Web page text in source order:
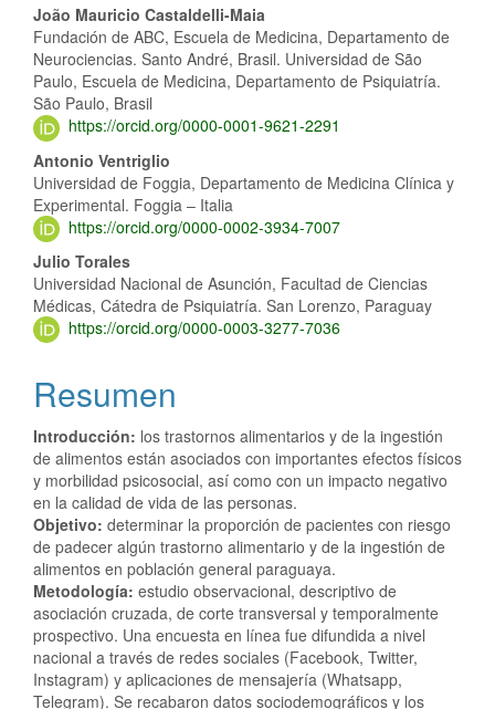
João Mauricio Castaldelli-Maia
Fundación de ABC, Escuela de Medicina, Departamento de
Neurociencias. Santo André, Brasil. Universidad de São
Paulo, Escuela de Medicina, Departamento de Psiquiatría.
São Paulo, Brasil
https://orcid.org/0000-0001-9621-2291
Antonio Ventriglio
Universidad de Foggia, Departamento de Medicina Clínica y
Experimental. Foggia – Italia
https://orcid.org/0000-0002-3934-7007
Julio Torales
Universidad Nacional de Asunción, Facultad de Ciencias
Médicas, Cátedra de Psiquiatría. San Lorenzo, Paraguay
https://orcid.org/0000-0003-3277-7036
Resumen
Introducción: los trastornos alimentarios y de la ingestión
de alimentos están asociados con importantes efectos físicos
y morbilidad psicosocial, así como con un impacto negativo
en la calidad de vida de las personas.
Objetivo: determinar la proporción de pacientes con riesgo
de padecer algún trastorno alimentario y de la ingestión de
alimentos en población general paraguaya.
Metodología: estudio observacional, descriptivo de
asociación cruzada, de corte transversal y temporalmente
prospectivo. Una encuesta en línea fue difundida a nivel
nacional a través de redes sociales (Facebook, Twitter,
Instagram) y aplicaciones de mensajería (Whatsapp,
Telegram). Se recabaron datos sociodemográficos y los